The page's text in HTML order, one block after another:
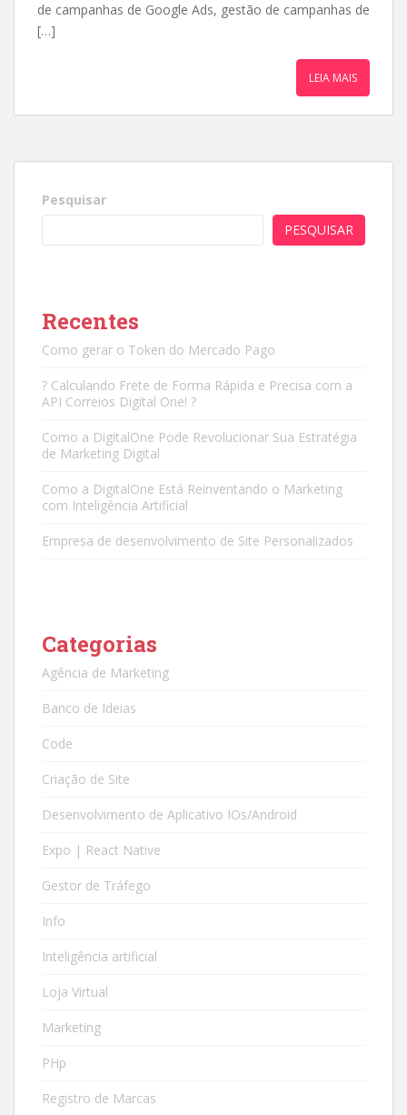
de campanhas de Google Ads, gestão de campanhas de
[…]
LEIA MAIS
Pesquisar
PESQUISAR
Recentes
Como gerar o Token do Mercado Pago
? Calculando Frete de Forma Rápida e Precisa com a
API Correios Digital One! ?
Como a DigitalOne Pode Revolucionar Sua Estratégia
de Marketing Digital
Como a DigitalOne Está Reinventando o Marketing
com Inteligência Artificial
Empresa de desenvolvimento de Site Personalizados
Categorias
Agência de Marketing
Banco de Ideias
Code
Criação de Site
Desenvolvimento de Aplicativo IOs/Android
Expo | React Native
Gestor de Tráfego
Info
Inteligência artificial
Loja Virtual
Marketing
PHp
Registro de Marcas